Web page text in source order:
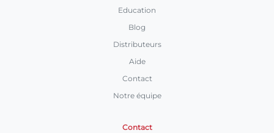
Education
Blog
Distributeurs
Aide
Contact
Notre équipe
Contact